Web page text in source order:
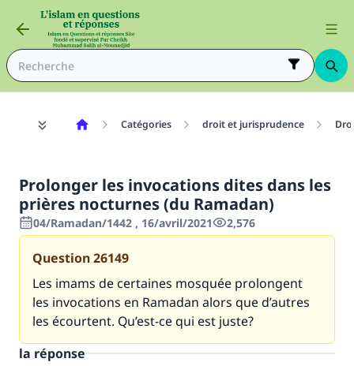
Catégories droit et jurisprudence
Prolonger les invocations dites dans les
prières nocturnes (du Ramadan)
04/Ramadan/1442 , 16/avril/2021 2,576
Question26149
Les imams de certaines mosquée prolongent
les invocations en Ramadan alors que d’autres
les écourtent. Qu’est-ce qui est juste?
la réponse